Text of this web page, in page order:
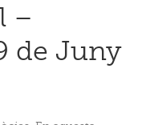
–
de Juny